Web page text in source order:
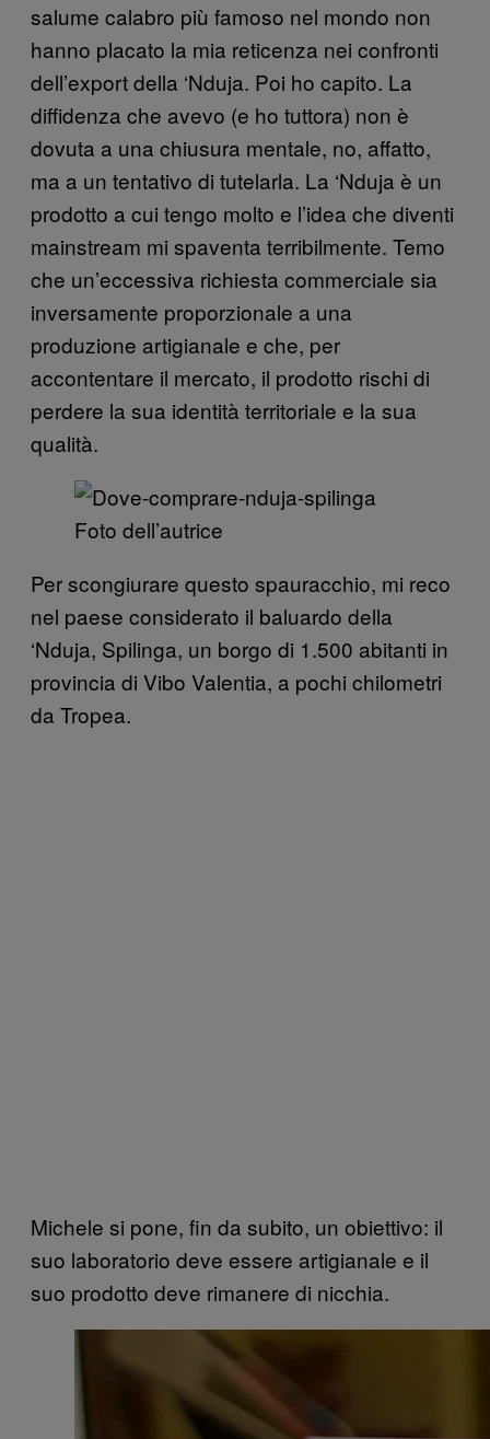
salume calabro più famoso nel mondo non
hanno placato la mia reticenza nei confronti
dell’export della ‘Nduja. Poi ho capito. La
diffidenza che avevo (e ho tuttora) non è
dovuta a una chiusura mentale, no, affatto,
ma a un tentativo di tutelarla. La ‘Nduja è un
prodotto a cui tengo molto e l’idea che diventi
mainstream mi spaventa terribilmente. Temo
che un’eccessiva richiesta commerciale sia
inversamente proporzionale a una
produzione artigianale e che, per
accontentare il mercato, il prodotto rischi di
perdere la sua identità territoriale e la sua
qualità.
Foto dell’autrice
Per scongiurare questo spauracchio, mi reco
nel paese considerato il baluardo della
‘Nduja, Spilinga, un borgo di 1.500 abitanti in
provincia di Vibo Valentia, a pochi chilometri
da Tropea.
Michele si pone, fin da subito, un obiettivo: il
suo laboratorio deve essere artigianale e il
suo prodotto deve rimanere di nicchia.